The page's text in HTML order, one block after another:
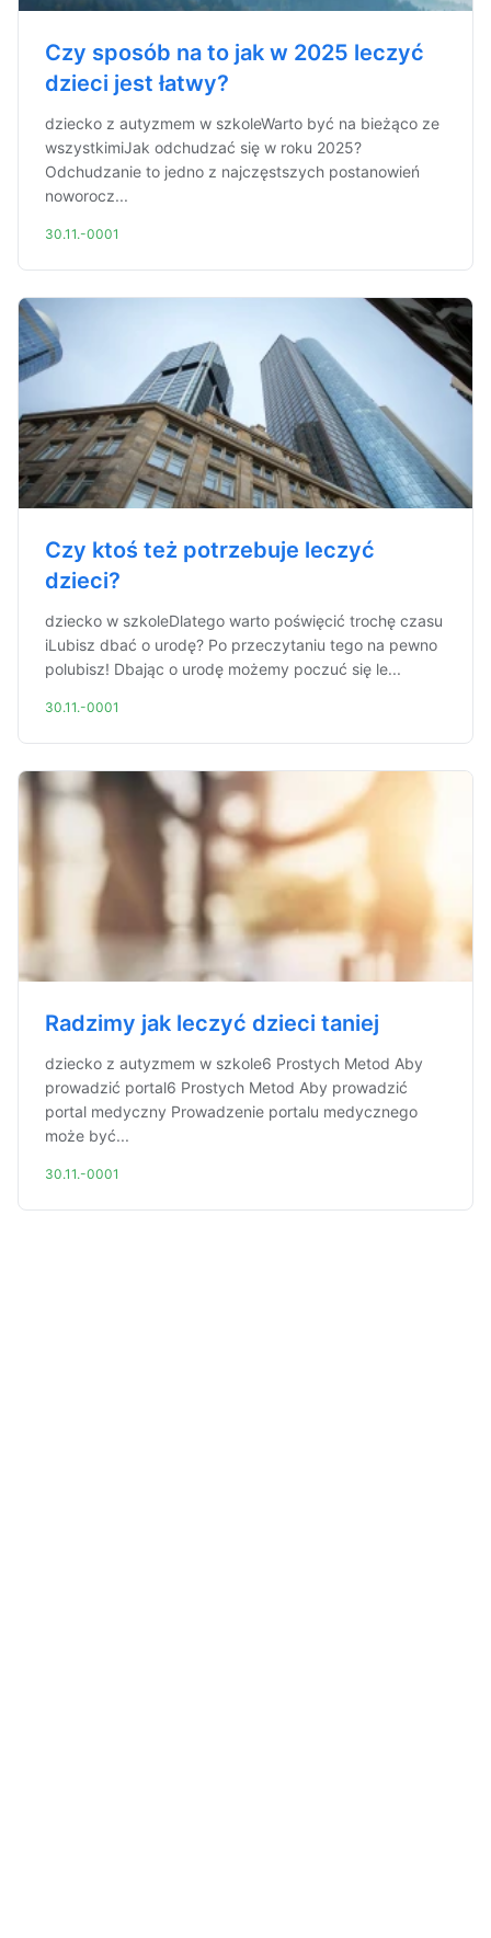
Czy sposób na to jak w 2025 leczyć
dzieci jest łatwy?
dziecko z autyzmem w szkoleWarto być na bieżąco ze
wszystkimiJak odchudzać się w roku 2025?
Odchudzanie to jedno z najczęstszych postanowień
noworocz...
30.11.-0001
Czy ktoś też potrzebuje leczyć
dzieci?
dziecko w szkoleDlatego warto poświęcić trochę czasu
iLubisz dbać o urodę? Po przeczytaniu tego na pewno
polubisz! Dbając o urodę możemy poczuć się le...
30.11.-0001
Radzimy jak leczyć dzieci taniej
dziecko z autyzmem w szkole6 Prostych Metod Aby
prowadzić portal6 Prostych Metod Aby prowadzić
portal medyczny Prowadzenie portalu medycznego
może być...
30.11.-0001